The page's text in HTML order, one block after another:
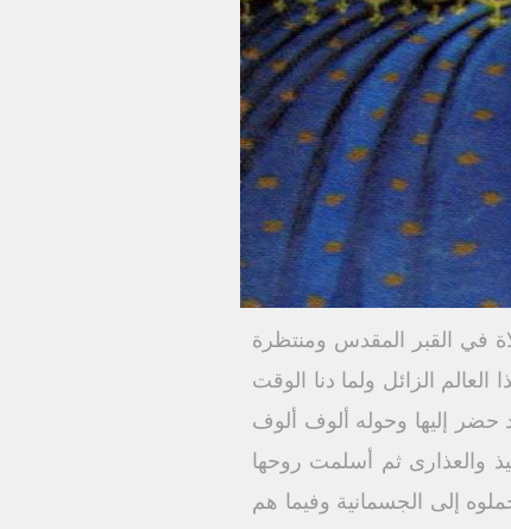
في القبر المقدس ومنتظرة
الزائل ولما دنا الوقت
حضر إليها وحوله ألوف ألوف
والعذارى ثم أسلمت روحها
إلى الجسمانية وفيما هم